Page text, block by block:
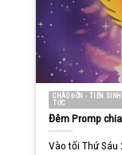
CHÀO ĐÓN - TIỄN
TỨC
Đêm Promp
Vào tối Thứ Sáu